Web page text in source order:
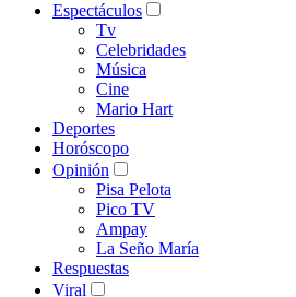
Espectáculos
Tv
Celebridades
Música
Cine
Mario Hart
Deportes
Horóscopo
Opinión
Pisa Pelota
Pico TV
Ampay
La Seño María
Respuestas
Viral